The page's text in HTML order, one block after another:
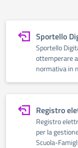
Sportello
Sportello
ottemperare
normativa in
Registro
Registro
per la
Scuola-